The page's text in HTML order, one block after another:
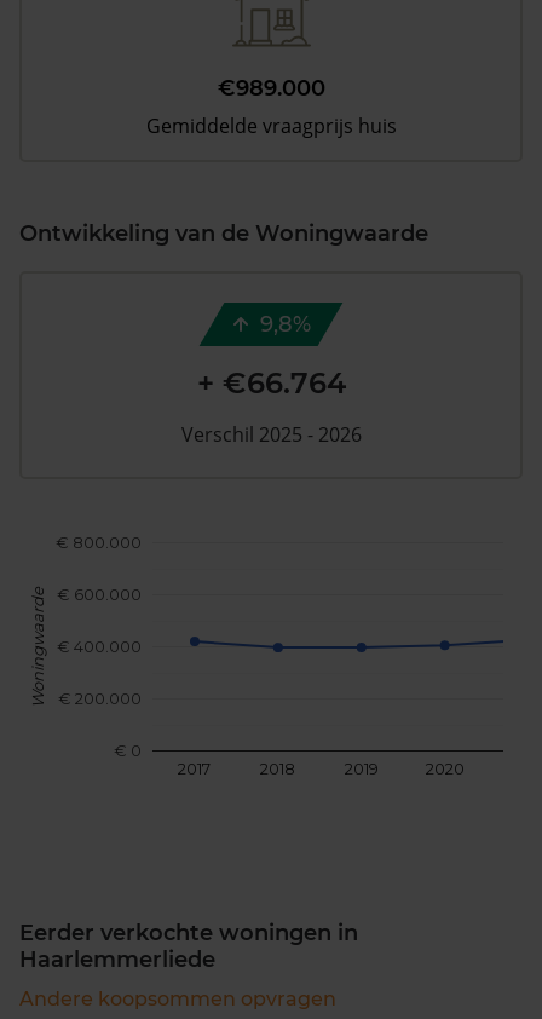
€989.000
Gemiddelde vraagprijs huis
Ontwikkeling van de Woningwaarde
2017 2018 2019 2020
€ 0
€ 200.000
€ 400.000
€ 600.000
€ 800.000
Woningwaarde
9,8%
+ €66.764
Verschil 2025 - 2026
Eerder verkochte woningen in
Haarlemmerliede
Andere koopsommen opvragen